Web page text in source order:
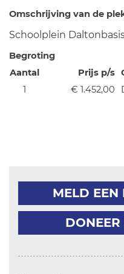
Omschrijving van de
Schoolplein
Begroting
Aantal
Prijs p/s
1
€ 1.452,00
MELD EEN